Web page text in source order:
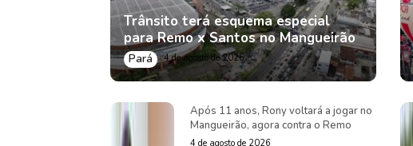
Trânsito terá esquema especial
para Remo x Santos no Mangueirão
Pará 4 de agosto de 2026
Após 11 anos, Rony voltará a jogar no
Mangueirão, agora contra o Remo
4 de agosto de 2026